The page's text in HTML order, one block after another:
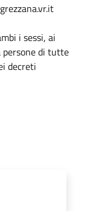
i sessi, ai
di tutte
decreti